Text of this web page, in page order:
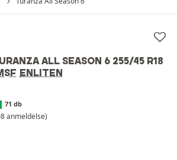
ALL SEASON 6 255/45 R18
ENLITEN
71 db
anmeldelse)